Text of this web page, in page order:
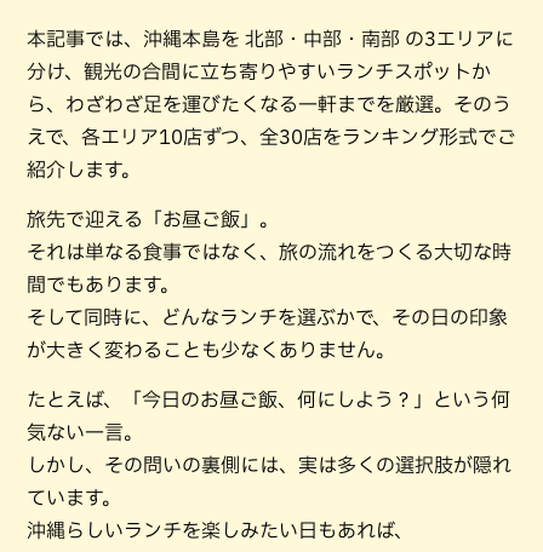
本記事では、沖縄本島を 北部・中部・南部 の3エリアに
分け、観光の合間に立ち寄りやすいランチスポットか
ら、わざわざ足を運びたくなる一軒までを厳選。そのう
えで、各エリア10店ずつ、全30店をランキング形式でご
紹介します。
旅先で迎える「お昼ご飯」。
それは単なる食事ではなく、旅の流れをつくる大切な時
間でもあります。
そして同時に、どんなランチを選ぶかで、その日の印象
が大きく変わることも少なくありません。
たとえば、「今日のお昼ご飯、何にしよう？」という何
気ない一言。
しかし、その問いの裏側には、実は多くの選択肢が隠れ
ています。
沖縄らしいランチを楽しみたい日もあれば、